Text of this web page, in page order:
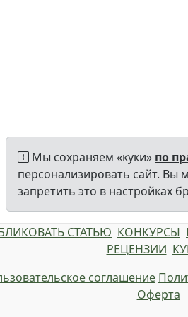
Мы сохраняем «куки» по
персонализировать сайт. Вы
запретить это в настройках
СТАТЬЮ КОНКУРСЫ
РЕЦЕНЗИИ
соглашение
Оферта